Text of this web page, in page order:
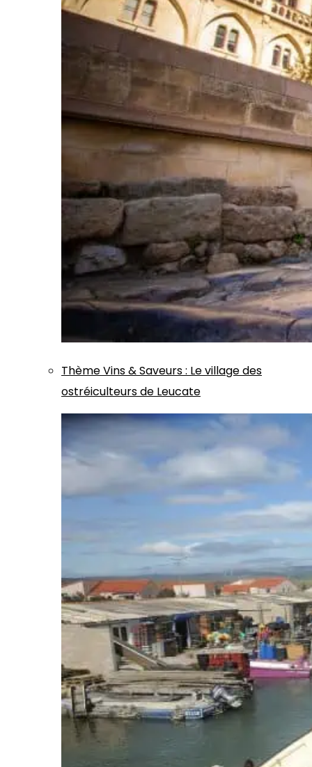
ThèmeVins & Saveurs: Le village des
ostréiculteurs de Leucate